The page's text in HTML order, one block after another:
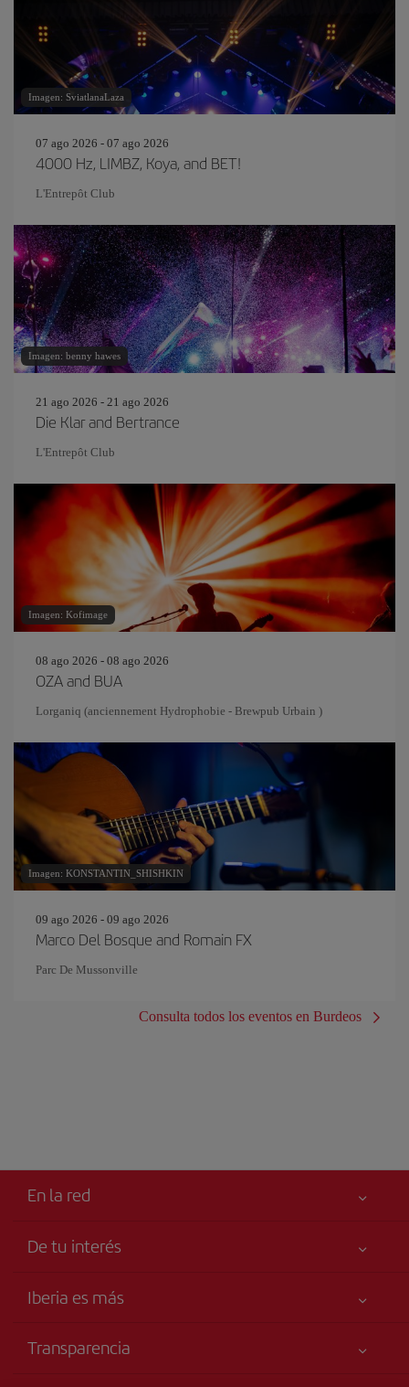
Imagen: SviatlanaLaza
07 ago 2026 - 07 ago 2026
4000 Hz, LIMBZ, Koya, and BET!
L'Entrepôt Club
Imagen: benny hawes
21 ago 2026 - 21 ago 2026
Die Klar and Bertrance
L'Entrepôt Club
Imagen: Kofimage
08 ago 2026 - 08 ago 2026
OZA and BUA
Lorganiq (anciennement Hydrophobie - Brewpub Urbain )
Imagen: KONSTANTIN_SHISHKIN
09 ago 2026 - 09 ago 2026
Marco Del Bosque and Romain FX
Parc De Mussonville
Consulta todos los eventos en Burdeos
En la red
De tu interés
Accesibilidad
Iberia es más
Grupo Iberia
Transparencia